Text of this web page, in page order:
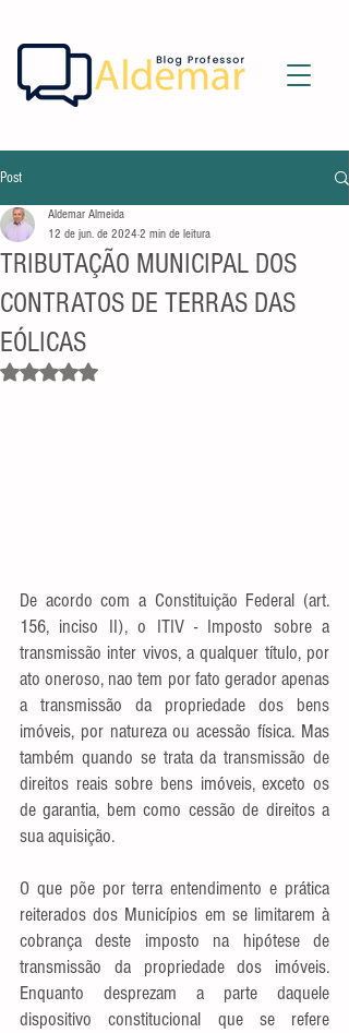
Post
TRIBUTAÇÃO MUNICIPAL DOS
CONTRATOS DE TERRAS DAS
EÓLICAS
Aldemar Almeida
12 de jun. de 2024 2 min de leitura
Avaliado com NaN de 5 estrelas.
De acordo com a Constituição Federal (art.
156, inciso II), o ITIV - Imposto sobre a
transmissão inter vivos, a qualquer título, por
ato oneroso, nao tem por fato gerador apenas
a transmissão da propriedade dos bens
imóveis, por natureza ou acessão física. Mas
também quando se trata da transmissão de
direitos reais sobre bens imóveis, exceto os
de garantia, bem como cessão de direitos a
sua aquisição.
O que põe por terra entendimento e prática
reiterados dos Municípios em se limitarem à
cobrança deste imposto na hipótese de
transmissão da propriedade dos imóveis.
Enquanto desprezam a parte daquele
dispositivo constitucional que se refere